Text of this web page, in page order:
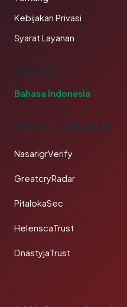
Kebijakan Privasi
Syarat Layanan
BAHASA
Bahasa Indonesia
TAUTAN SAHABAT
NasarigrVerify
GreatcryRadar
PitalokaSec
HelenscaTrust
DnastyjaTrust